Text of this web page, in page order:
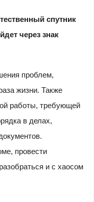
спутник
через знак
проблем,
жизни. Также
работы, требующей
в делах,
провести
и с хаосом